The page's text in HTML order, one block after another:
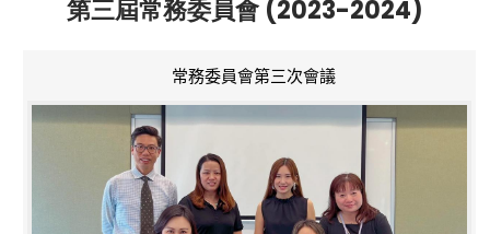
第三屆常務委員會 (2023-2024)
常務委員會第三次會議